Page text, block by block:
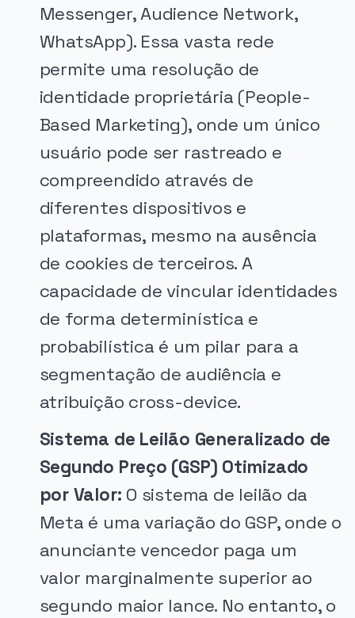
Messenger, Audience Network,
WhatsApp). Essa vasta rede
permite uma resolução de
identidade proprietária (People-
Based Marketing), onde um único
usuário pode ser rastreado e
compreendido através de
diferentes dispositivos e
plataformas, mesmo na ausência
de cookies de terceiros. A
capacidade de vincular identidades
de forma determinística e
probabilística é um pilar para a
segmentação de audiência e
atribuição cross-device.
Sistema de Leilão Generalizado de
Segundo Preço (GSP) Otimizado
por Valor: O sistema de leilão da
Meta é uma variação do GSP, onde o
anunciante vencedor paga um
valor marginalmente superior ao
segundo maior lance. No entanto, o